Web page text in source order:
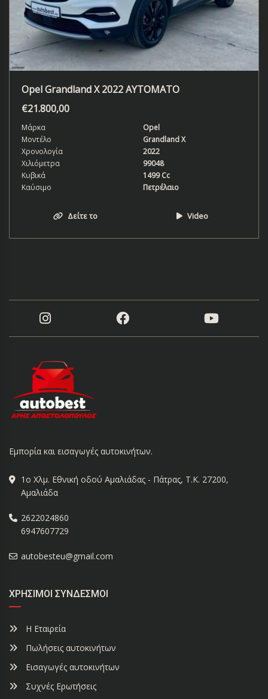
Opel Grandland X 2022 ΑΥΤΟΜΑΤΟ
€21.800,00
Μάρκα
Opel
Μοντέλο
Grandland X
Χρονολογία
2022
Χιλιόμετρα
99048
Κυβικά
1499 Cc
Καύσιμο
Πετρέλαιο
Δείτε το Video
Εμπορία και εισαγωγές αυτοκινήτων.
1ο Χλμ. Εθνική οδού Αμαλιάδας - Πάτρας, Τ.Κ. 27200,
Αμαλιάδα
2622024860
6947607729
autobesteu@gmail.com
ΧΡΉΣΙΜΟΙ ΣΎΝΔΕΣΜΟΙ
Η Εταιρεία
Πωλήσεις αυτοκινήτων
Εισαγωγές αυτοκινήτων
Συχνές Ερωτήσεις